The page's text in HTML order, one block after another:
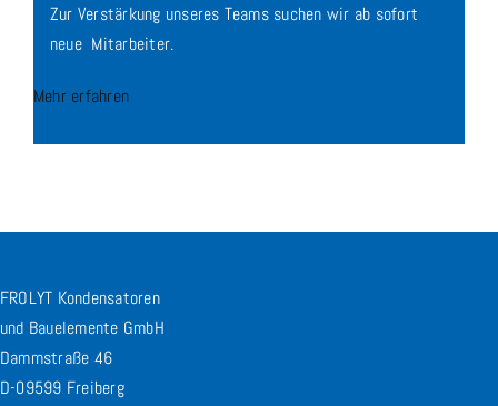
Zur Verstärkung unseres Teams suchen wir ab sofort
neue Mitarbeiter.
Mehr erfahren
FROLYT Kondensatoren
und Bauelemente GmbH
Dammstraße 46
D-09599 Freiberg